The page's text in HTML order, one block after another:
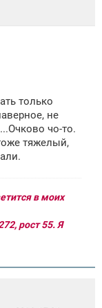
только
не
чо-то.
тяжелый,
в моих
рост 55. Я